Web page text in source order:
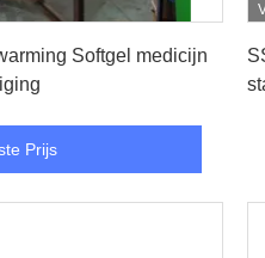
Softgel medicijn
Prijs